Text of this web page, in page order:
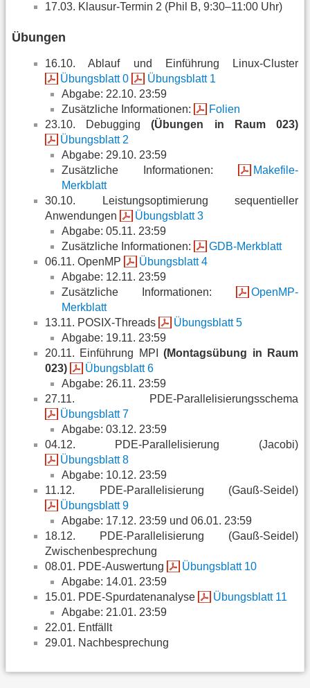
17.03. Klausur-Termin 2 (Phil B, 9:30–11:00 Uhr)
Übungen
16.10. Ablauf und Einführung Linux-Cluster
Übungsblatt 0
Übungsblatt 1
Abgabe: 22.10. 23:59
Zusätzliche Informationen:
Folien
23.10. Debugging(Übungen in Raum 023)
Übungsblatt 2
Abgabe: 29.10. 23:59
Zusätzliche Informationen:
Makefile-
Merkblatt
30.10. Leistungsoptimierung sequentieller
Anwendungen
Übungsblatt 3
Abgabe: 05.11. 23:59
Zusätzliche Informationen:
GDB-Merkblatt
06.11. OpenMP
Übungsblatt 4
Abgabe: 12.11. 23:59
Zusätzliche Informationen:
OpenMP-
Merkblatt
13.11. POSIX-Threads
Übungsblatt 5
Abgabe: 19.11. 23:59
20.11. Einführung MPI(Montagsübung in Raum
023)
Übungsblatt 6
Abgabe: 26.11. 23:59
27.11. PDE-Parallelisierungsschema
Übungsblatt 7
Abgabe: 03.12. 23:59
04.12. PDE-Parallelisierung (Jacobi)
Übungsblatt 8
Abgabe: 10.12. 23:59
11.12. PDE-Parallelisierung (Gauß-Seidel)
Übungsblatt 9
Abgabe: 17.12. 23:59 und 06.01. 23:59
18.12. PDE-Parallelisierung (Gauß-Seidel)
Zwischenbesprechung
08.01. PDE-Auswertung
Übungsblatt 10
Abgabe: 14.01. 23:59
15.01. PDE-Spurdatenanalyse
Übungsblatt 11
Abgabe: 21.01. 23:59
22.01. Entfällt
29.01. Nachbesprechung